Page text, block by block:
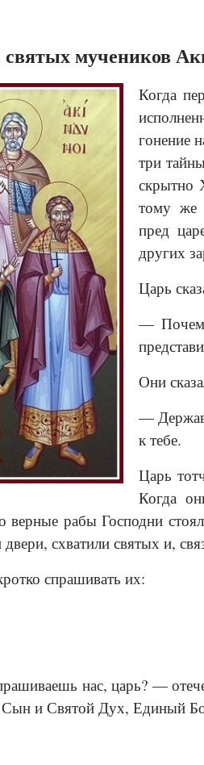
святых мучеников
Когда
гонение
три
скрытно
тому же
пред
других
Царь
—
Они
—
к тебе.
Царь
Когда
рабы Господни
схватили святых и,
спрашивать их:
нас, царь? —
Сын и Святой Дух, Единый